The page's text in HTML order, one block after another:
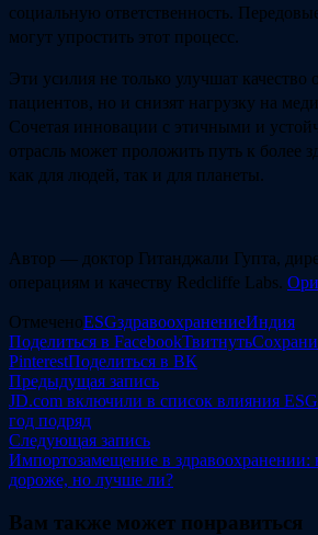
социальную ответственность.
могут упростить этот процесс.
Эти усилия не только улучшат качество
пациентов, но и снизят нагрузку на
Сочетая инновации с этичными и
отрасль может проложить путь к более
как для людей, так и для планеты.
Автор — доктор Гитанджали Гупта,
операциям и качеству Redcliffe Labs.
ОтмеченоESGздравоохранениеИндия
Поделиться в FacebookТвитнуть
PinterestПоделиться в ВК
Навигация
по
записям
Предыдущая записьПредыдущая
запись:
JD.com включили в список влияния
год подряд
Следующая записьСледующая
запись:
Импортозамещение в здравоохранении:
дороже, но лучше ли?
Вам также может понравиться